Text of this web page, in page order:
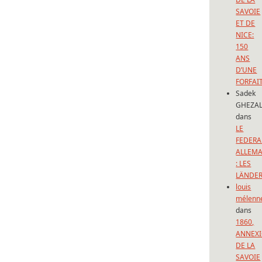
SAVOIE
ET DE
NICE:
150
ANS
D’UNE
Sadek
dans
LE
: LES
louis
dans
1860,
DE LA
SAVOIE